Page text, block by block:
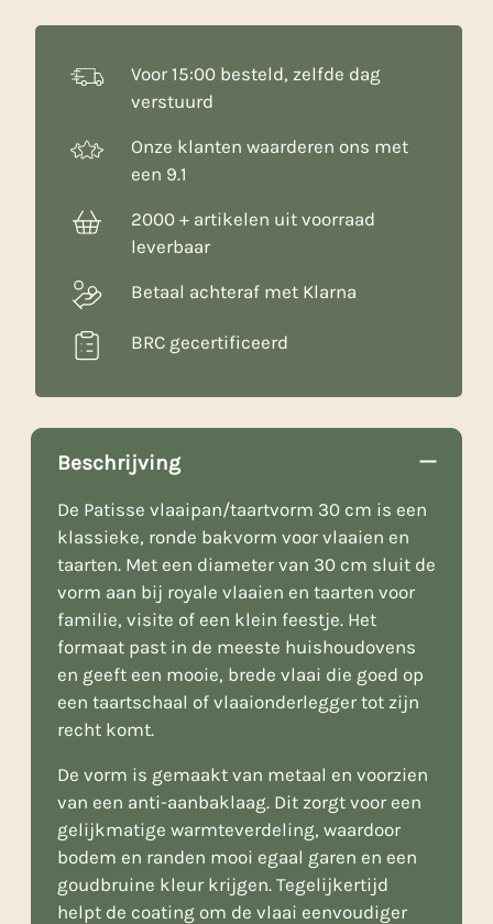
Voor 15:00 besteld, zelfde dag
verstuurd
Onze klanten waarderen ons met
een 9.1
2000 + artikelen uit voorraad
leverbaar
Betaal achteraf met Klarna
BRC gecertificeerd
Beschrijving
De Patisse vlaaipan/taartvorm 30 cm is een
klassieke, ronde bakvorm voor vlaaien en
taarten. Met een diameter van 30 cm sluit de
vorm aan bij royale vlaaien en taarten voor
familie, visite of een klein feestje. Het
formaat past in de meeste huishoudovens
en geeft een mooie, brede vlaai die goed op
een taartschaal of vlaaionderlegger tot zijn
recht komt.
De vorm is gemaakt van metaal en voorzien
van een anti-aanbaklaag. Dit zorgt voor een
gelijkmatige warmteverdeling, waardoor
bodem en randen mooi egaal garen en een
goudbruine kleur krijgen. Tegelijkertijd
helpt de coating om de vlaai eenvoudiger